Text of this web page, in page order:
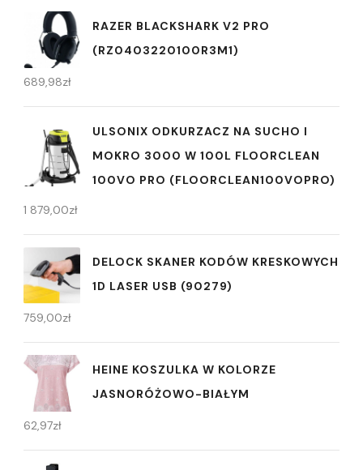
RAZER BLACKSHARK V2 PRO
(RZ0403220100R3M1)
689,98zł
ULSONIX ODKURZACZ NA SUCHO I
MOKRO 3000 W 100L FLOORCLEAN
100VO PRO (FLOORCLEAN100VOPRO)
1 879,00zł
DELOCK SKANER KODÓW KRESKOWYCH
1D LASER USB (90279)
759,00zł
HEINE KOSZULKA W KOLORZE
JASNORÓŻOWO-BIAŁYM
62,97zł